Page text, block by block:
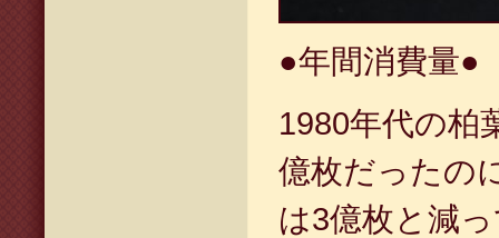
●年間消費量●
1980年代の柏
億枚だったの
は3億枚と減